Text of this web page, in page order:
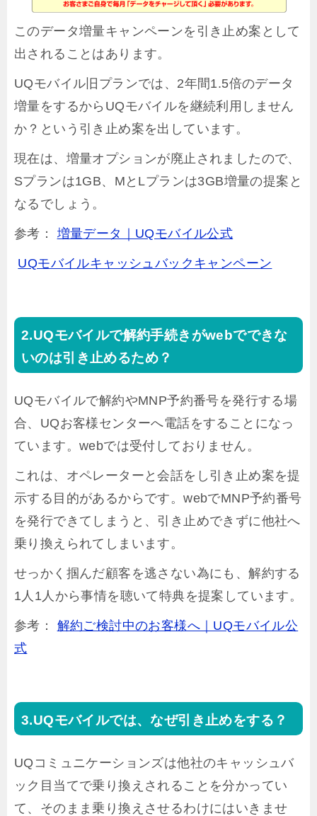
このデータ増量キャンペーンを引き止め案として
出されることはあります。
UQモバイル旧プランでは、2年間1.5倍のデータ
増量をするからUQモバイルを継続利用しません
か？という引き止め案を出しています。
現在は、増量オプションが廃止されましたので、
Sプランは1GB、MとLプランは3GB増量の提案と
なるでしょう。
参考： 増量データ｜UQモバイル公式
UQモバイルキャッシュバックキャンペーン
UQモバイルで解約手続きがwebでできな
いのは引き止めるため？
UQモバイルで解約やMNP予約番号を発行する場
合、UQお客様センターへ電話をすることになっ
ています。webでは受付しておりません。
これは、オペレーターと会話をし引き止め案を提
示する目的があるからです。webでMNP予約番号
を発行できてしまうと、引き止めできずに他社へ
乗り換えられてしまいます。
せっかく掴んだ顧客を逃さない為にも、解約する
1人1人から事情を聴いて特典を提案しています。
参考：
解約ご検討中のお客様へ｜UQモバイル公
式
UQモバイルでは、なぜ引き止めをする？
UQコミュニケーションズは他社のキャッシュバ
ック目当てで乗り換えされることを分かってい
て、そのまま乗り換えさせるわけにはいきませ